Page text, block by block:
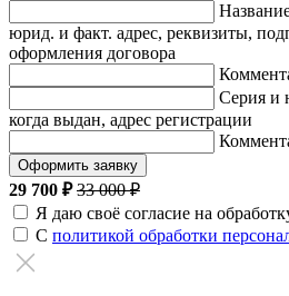
юрид. и факт. адрес, реквизиты,
оформления договора
Серия и
когда выдан, адрес регистрации
Оформить заявку
29 700 ₽ 33 000 ₽
Я даю своё согласие на
С политикой обработки